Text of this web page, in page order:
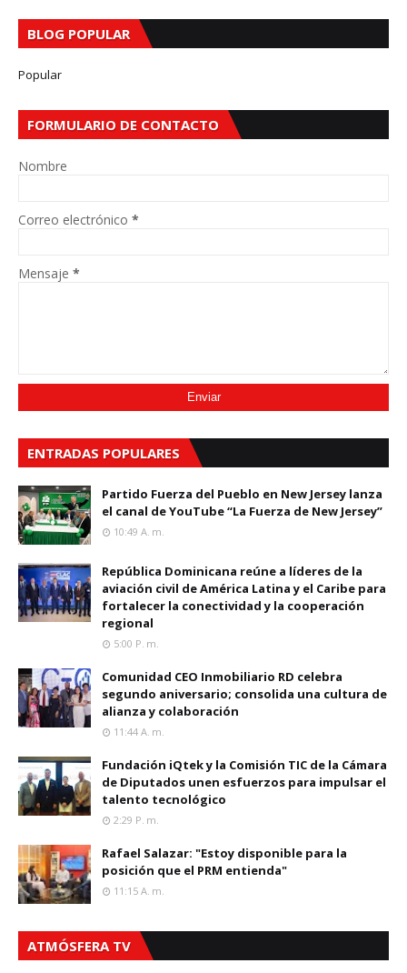
BLOG POPULAR
Popular
FORMULARIO DE CONTACTO
Nombre
Correo electrónico *
Mensaje *
ENTRADAS POPULARES
Partido Fuerza del Pueblo en New Jersey lanza
el canal de YouTube “La Fuerza de New Jersey”
10:49 A. M.
República Dominicana reúne a líderes de la
aviación civil de América Latina y el Caribe para
fortalecer la conectividad y la cooperación
regional
5:00 P. M.
Comunidad CEO Inmobiliario RD celebra
segundo aniversario; consolida una cultura de
alianza y colaboración
11:44 A. M.
Fundación iQtek y la Comisión TIC de la Cámara
de Diputados unen esfuerzos para impulsar el
talento tecnológico
2:29 P. M.
Rafael Salazar: "Estoy disponible para la
posición que el PRM entienda"
11:15 A. M.
ATMÓSFERA TV